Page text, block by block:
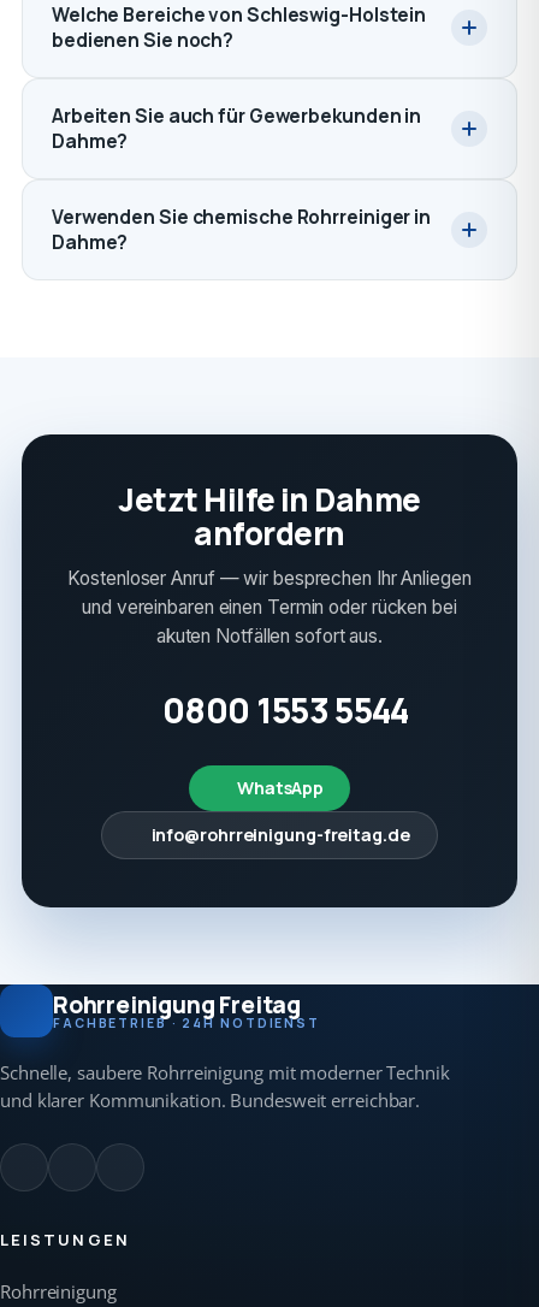
Welche Bereiche von Schleswig-Holstein
bedienen Sie noch?
Arbeiten Sie auch für Gewerbekunden in
Dahme?
Verwenden Sie chemische Rohrreiniger in
Dahme?
Jetzt Hilfe in Dahme
anfordern
Kostenloser Anruf — wir besprechen Ihr Anliegen
und vereinbaren einen Termin oder rücken bei
akuten Notfällen sofort aus.
0800 1553 5544
WhatsApp
info@rohrreinigung-freitag.de
Rohrreinigung Freitag
FACHBETRIEB · 24H NOTDIENST
Schnelle, saubere Rohrreinigung mit moderner Technik
und klarer Kommunikation. Bundesweit erreichbar.
LEISTUNGEN
Rohrreinigung